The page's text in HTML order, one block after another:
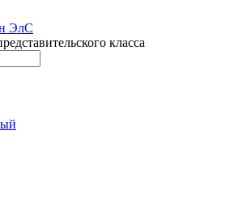
класса